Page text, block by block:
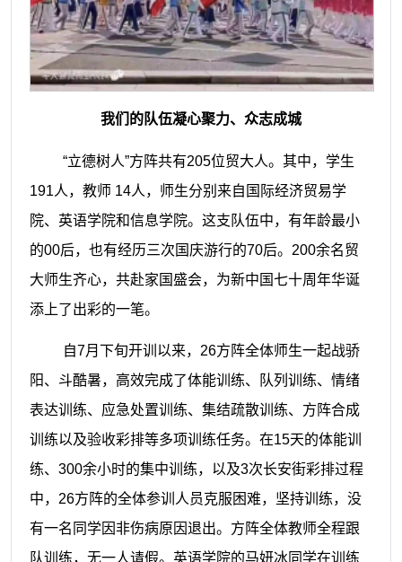
我们的队伍凝心聚力、众志成城
“立德树人”方阵共有205位贸大人。其中，学生
191人，教师 14人，师生分别来自国际经济贸易学
院、英语学院和信息学院。这支队伍中，有年龄最小
的00后，也有经历三次国庆游行的70后。200余名贸
大师生齐心，共赴家国盛会，为新中国七十周年华诞
添上了出彩的一笔。
自7月下旬开训以来，26方阵全体师生一起战骄
阳、斗酷暑，高效完成了体能训练、队列训练、情绪
表达训练、应急处置训练、集结疏散训练、方阵合成
训练以及验收彩排等多项训练任务。在15天的体能训
练、300余小时的集中训练，以及3次长安街彩排过程
中，26方阵的全体参训人员克服困难，坚持训练，没
有一名同学因非伤病原因退出。方阵全体教师全程跟
队训练，无一人请假。英语学院的马妍冰同学在训练